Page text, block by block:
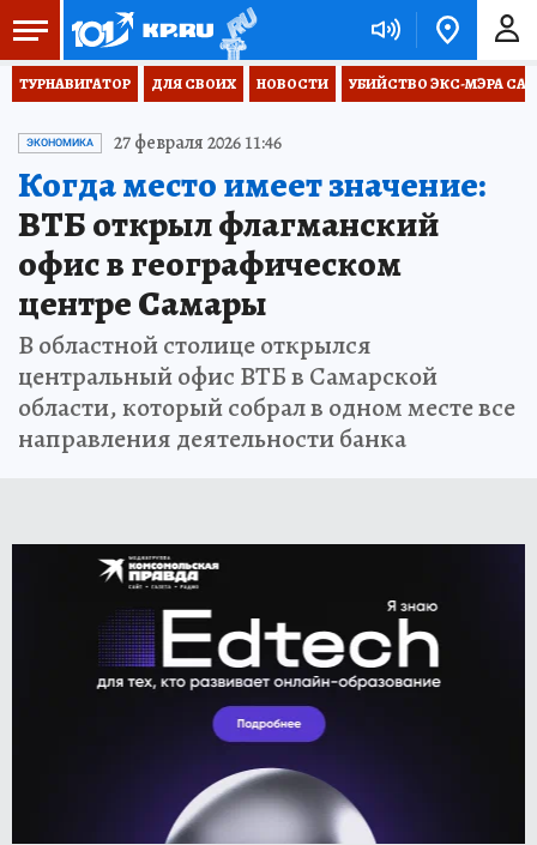
ТУРНАВИГАТОР ДЛЯ СВОИХ НОВОСТИ УБИЙСТВО ЭКС-МЭРА
ЭКОНОМИКА 27 февраля 2026 11:46
Когда место имеет значение:
ВТБ открыл флагманский
офис в географическом
центре Самары
В областной столице открылся
центральный офис ВТБ в Самарской
области, который собрал в одном месте все
направления деятельности банка